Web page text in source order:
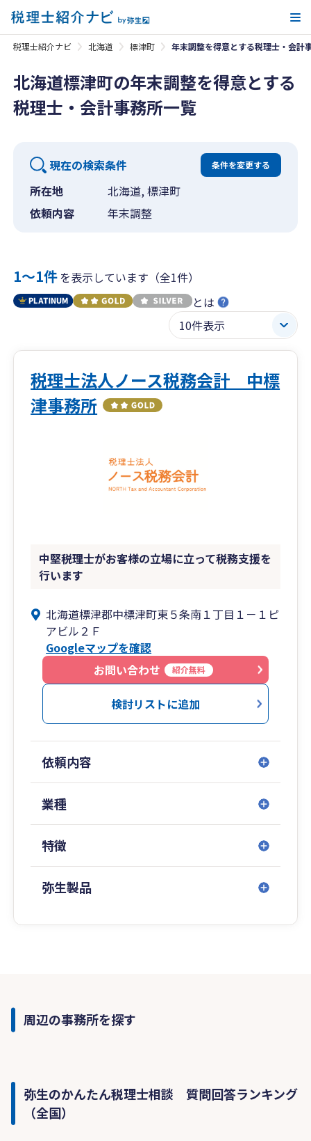
税理士紹介ナビ 北海道 標津町 年末調整を得意とする税理士・会計
北海道標津町の年末調整を得意とする
税理士・会計事務所一覧
現在の検索条件 条件を変更する
所在地
北海道, 標津町
依頼内容
年末調整
1〜1件を表示しています（全1件）
とは
税理士法人ノース税務会計 中標
津事務所
中堅税理士がお客様の立場に立って税務支援を
行います
北海道標津郡中標津町東５条南１丁目１－１ピ
アビル２Ｆ
Googleマップを確認
お問い合わせ
紹介無料
検討リストに追加
依頼内容
業種
特徴
弥生製品
周辺の事務所を探す
弥生のかんたん税理士相談 質問回答ランキング
（全国）